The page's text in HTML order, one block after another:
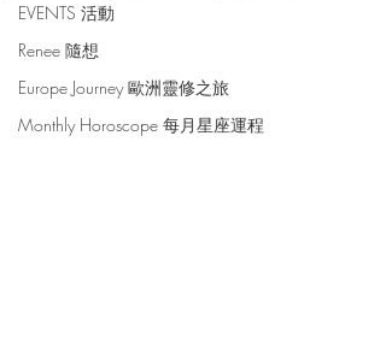
EVENTS 活動
Renee 隨想
Europe Journey 歐洲靈修之旅
Monthly Horoscope 每月星座運程